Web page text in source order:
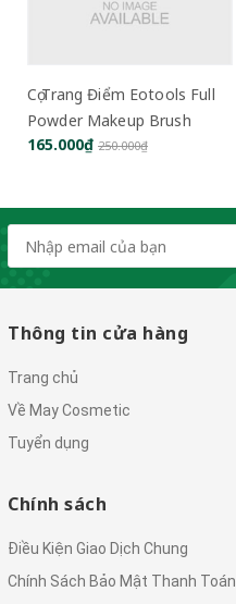
Cọ Trang Điểm Eotools Full
Powder Makeup Brush
165.000₫ 250.000₫
Thông tin cửa hàng
Trang chủ
Về May Cosmetic
Tuyển dụng
Chính sách
Điều Kiện Giao Dịch Chung
Chính Sách Bảo Mật Thanh Toán